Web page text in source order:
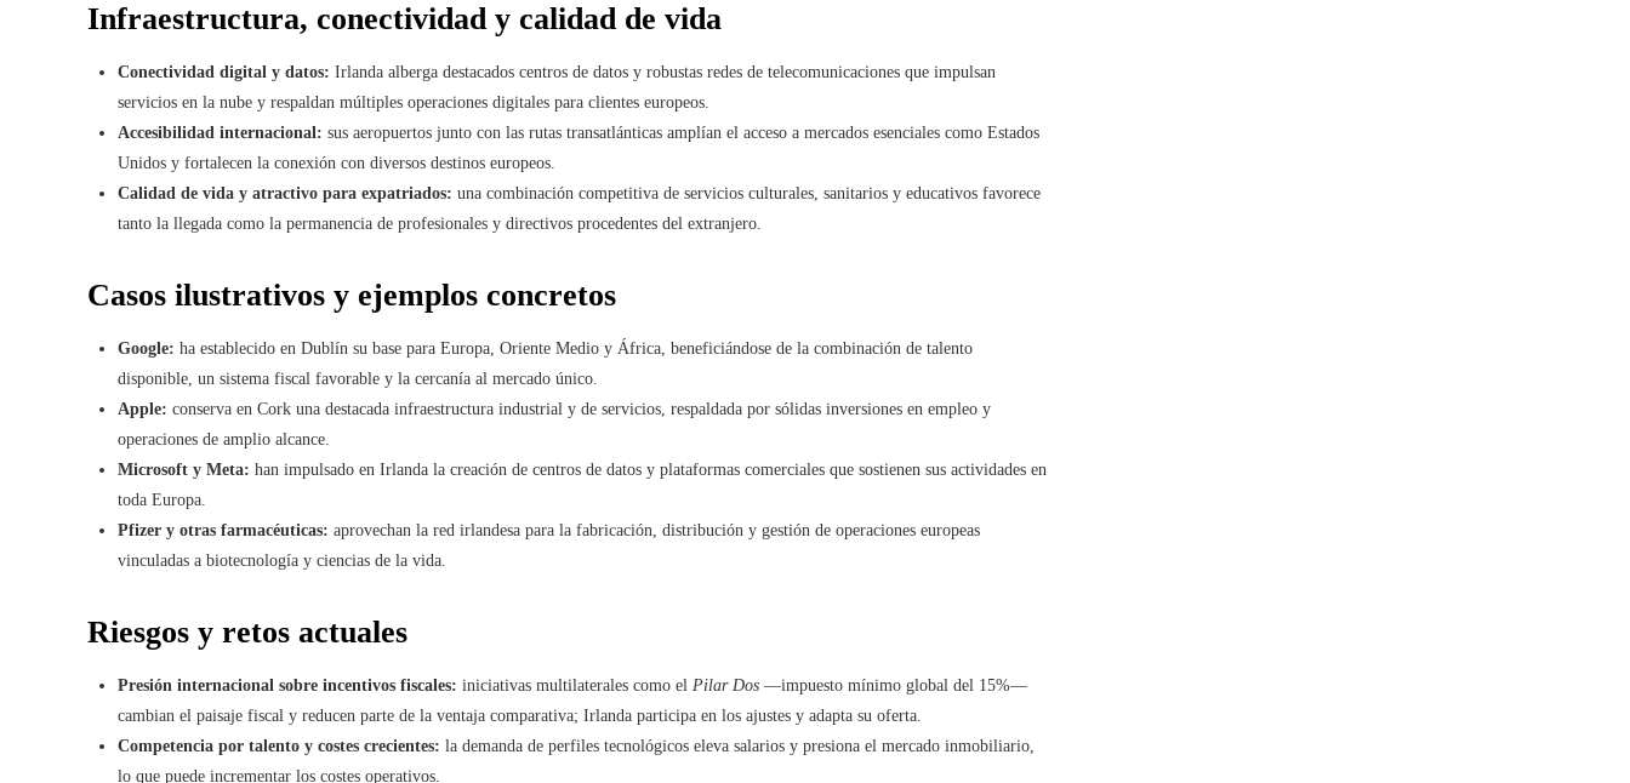
Infraestructura, conectividad y calidad de vida
Conectividad digital y datos: Irlanda alberga destacados centros de datos y robustas redes de telecomunicaciones que impulsan
servicios en la nube y respaldan múltiples operaciones digitales para clientes europeos.
Accesibilidad internacional: sus aeropuertos junto con las rutas transatlánticas amplían el acceso a mercados esenciales como Estados
Unidos y fortalecen la conexión con diversos destinos europeos.
Calidad de vida y atractivo para expatriados: una combinación competitiva de servicios culturales, sanitarios y educativos favorece
tanto la llegada como la permanencia de profesionales y directivos procedentes del extranjero.
Casos ilustrativos y ejemplos concretos
Google: ha establecido en Dublín su base para Europa, Oriente Medio y África, beneficiándose de la combinación de talento
disponible, un sistema fiscal favorable y la cercanía al mercado único.
Apple: conserva en Cork una destacada infraestructura industrial y de servicios, respaldada por sólidas inversiones en empleo y
operaciones de amplio alcance.
Microsoft y Meta: han impulsado en Irlanda la creación de centros de datos y plataformas comerciales que sostienen sus actividades en
toda Europa.
Pfizer y otras farmacéuticas: aprovechan la red irlandesa para la fabricación, distribución y gestión de operaciones europeas
vinculadas a biotecnología y ciencias de la vida.
Riesgos y retos actuales
Presión internacional sobre incentivos fiscales: iniciativas multilaterales como el Pilar Dos —impuesto mínimo global del 15%—
cambian el paisaje fiscal y reducen parte de la ventaja comparativa; Irlanda participa en los ajustes y adapta su oferta.
Competencia por talento y costes crecientes: la demanda de perfiles tecnológicos eleva salarios y presiona el mercado inmobiliario,
lo que puede incrementar los costes operativos.